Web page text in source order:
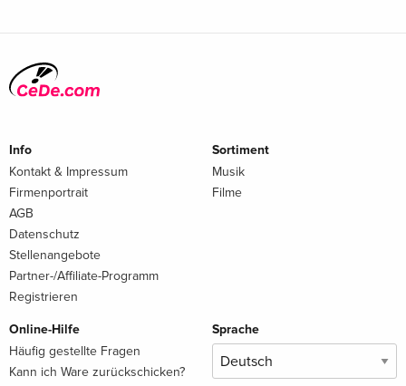
Info
Kontakt & Impressum
Firmenportrait
AGB
Datenschutz
Stellenangebote
Partner-/Affiliate-Programm
Registrieren
Sortiment
Musik
Filme
Online-Hilfe
Häufig gestellte Fragen
Kann ich Ware zurückschicken?
Sprache